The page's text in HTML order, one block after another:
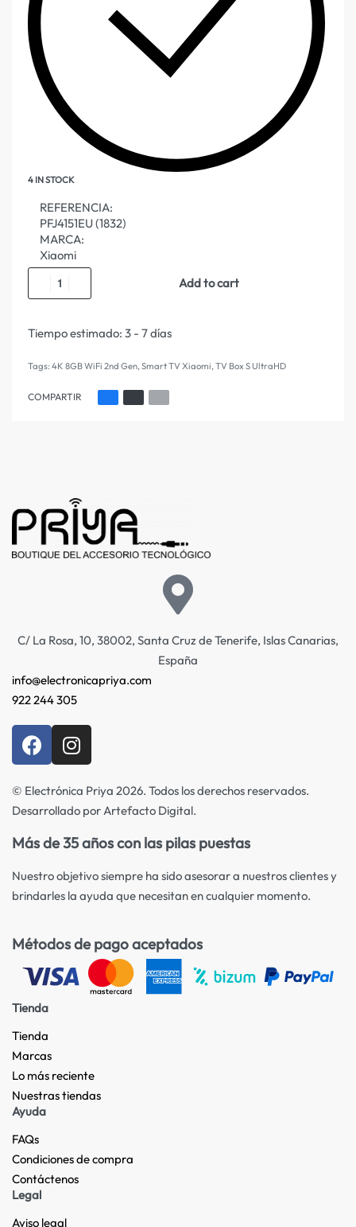
4 IN STOCK
REFERENCIA:
PFJ4151EU (1832)
MARCA:
Xiaomi
Add to cart
Tiempo estimado: 3 - 7 días
Tags: 4K 8GB WiFi 2nd Gen,Smart TV Xiaomi,TV Box S UltraHD
COMPARTIR
C/ La Rosa, 10, 38002, Santa Cruz de Tenerife, Islas Canarias,
España
info@electronicapriya.com
922 244 305
© Electrónica Priya 2026. Todos los derechos reservados.
Desarrollado por Artefacto Digital.
Más de 35 años con las pilas puestas
Nuestro objetivo siempre ha sido asesorar a nuestros clientes y
brindarles la ayuda que necesitan en cualquier momento.
Métodos de pago aceptados
Tienda
Tienda
Marcas
Lo más reciente​
Nuestras tiendas​
Ayuda
FAQs
Condiciones de compra
Contáctenos
Legal
Aviso legal